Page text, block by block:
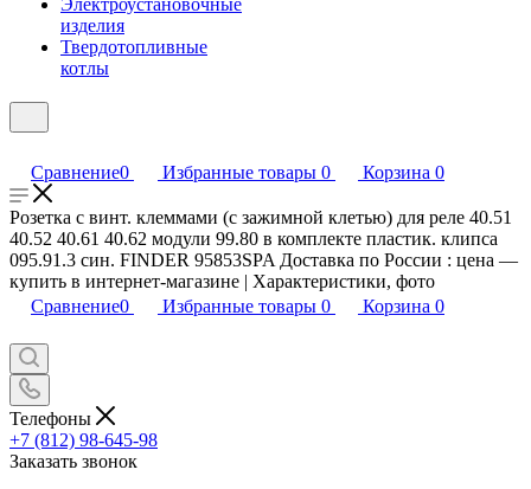
Электроустановочные
изделия
Твердотопливные
котлы
Сравнение0 Избранные товары 0 Корзина 0
Розетка с винт. клеммами (с зажимной клетью) для реле 40.51
40.52 40.61 40.62 модули 99.80 в комплекте пластик. клипса
095.91.3 син. FINDER 95853SPA Доставка по России : цена —
купить в интернет-магазине | Характеристики, фото
Сравнение0 Избранные товары 0 Корзина 0
Телефоны
+7 (812) 98-645-98
Заказать звонок